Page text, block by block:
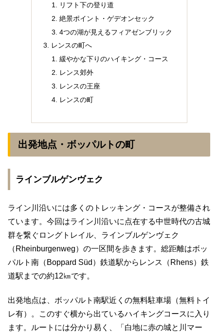
リフト下の登り道
絶景ポイント・ゲデオンセック
4つの湖が見えるフィアゼンブリック
レンスの町へ
緩やかな下りのハイキング・コース
レンス郊外
レンスの王座
レンスの町
出発地点・ボッパルトの町
ラインブルゲンヴェク
ライン川沿いには多くのトレッキング・コースが整備され
ています。今回はライン川沿いに点在する中世時代の古城
群を繋ぐロングトレイル、ラインブルゲンヴェク
（Rheinburgenweg）の一区間を歩きます。総距離はボッ
パルト南（Boppard Süd）鉄道駅からレンス（Rhens）鉄
道駅までの約12㎞です。
出発地点は、ボッパルト南駅近くの無料駐車場（無料トイ
レ有）。このすぐ横から出ているハイキングコースに入り
ます。ルートには分かり易く、「白地に赤の城と川マー